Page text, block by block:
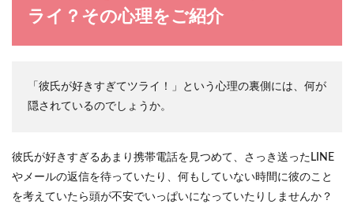
ライ？その心理をご紹介
「彼氏が好きすぎてツライ！」という心理の裏側には、何が
隠されているのでしょうか。
彼氏が好きすぎるあまり携帯電話を見つめて、さっき送ったLINE
やメールの返信を待っていたり、何もしていない時間に彼のこと
を考えていたら頭が不安でいっぱいになっていたりしませんか？